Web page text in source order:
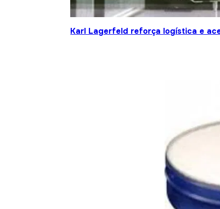
Karl Lagerfeld reforça logística e